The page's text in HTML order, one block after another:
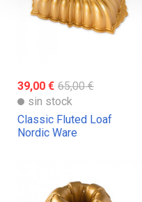
39,00 € 65,00 €
sin stock
Classic Fluted Loaf
Nordic Ware